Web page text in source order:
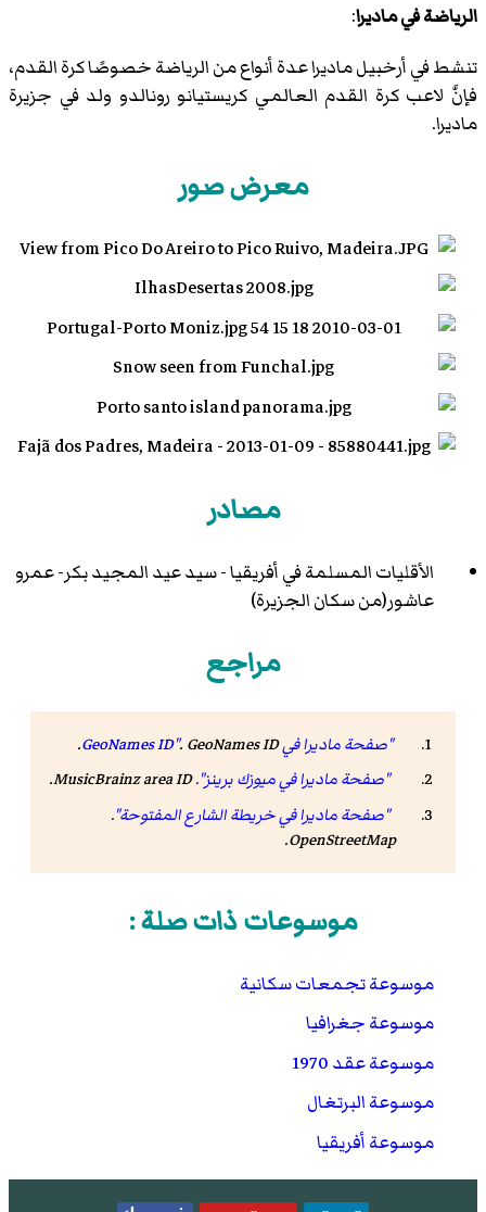
الرياضة في ماديرا:
تنشط في أرخبيل ماديرا عدة أنواع من الرياضة خصوصًا كرة القدم،
فإنَّ لاعب كرة القدم العالمي كريستيانو رونالدو ولد في جزيرة
ماديرا.
معرض صور
مصادر
الأقليات المسلمة في أفريقيا - سيد عيد المجيد بكر- عمرو
عاشور(من سكان الجزيرة)
مراجع
"صفحة ماديرا في GeoNames ID" . GeoNames ID
.
"صفحة ماديرا في ميوزك برينز".
MusicBrainz area ID
.
"صفحة ماديرا في خريطة الشارع المفتوحة".
OpenStreetMap
.
موسوعات ذات صلة :
موسوعة تجمعات سكانية
موسوعة جغرافيا
موسوعة عقد 1970
موسوعة البرتغال
موسوعة أفريقيا